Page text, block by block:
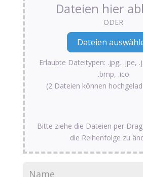
Dateien hier
ODER
Erlaubte Dateitypen: .jpg, .jpe,
.bmp, .ico
(2 Dateien können
Bitte ziehe die Dateien per
die Reihenfolge zu